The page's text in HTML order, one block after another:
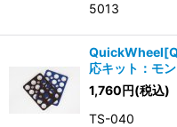
5013
応キット：モ
1,760円(税込)
TS-040